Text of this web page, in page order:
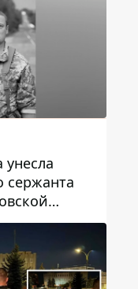
унесла
сержанта